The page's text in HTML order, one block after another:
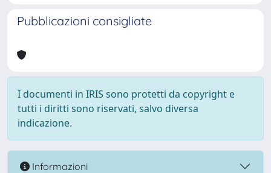
Pubblicazioni consigliate
I documenti in IRIS sono protetti da copyright e
tutti i diritti sono riservati, salvo diversa
indicazione.
Informazioni